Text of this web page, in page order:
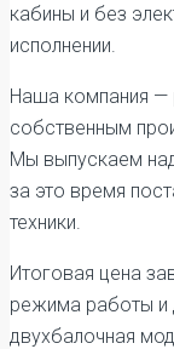
кабины и без
исполнении.
Наша компания —
собственным
Мы выпускаем
за это время
техники.
Итоговая цена
режима работы и
двухбалочная